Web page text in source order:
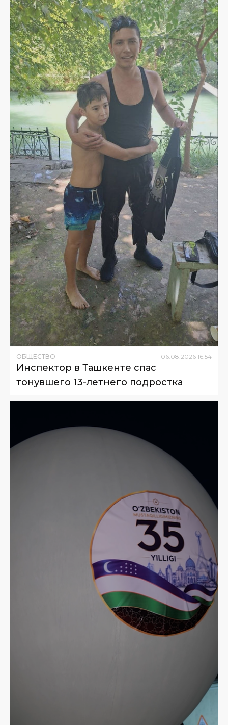
ОБЩЕСТВО 06.08.2026 16:54
Инспектор в Ташкенте спас
тонувшего 13-летнего подростка